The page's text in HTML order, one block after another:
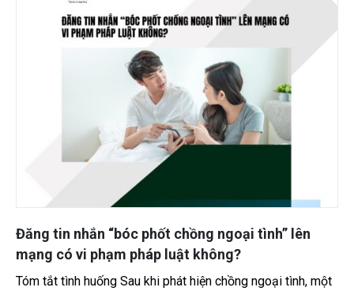
chồng ngoại tình” lên
luật không?
phát hiện chồng ngoại tình, một
Bồi thường thiệt hại
trách nhiệm và trong
Không ít trường hợp thiệt